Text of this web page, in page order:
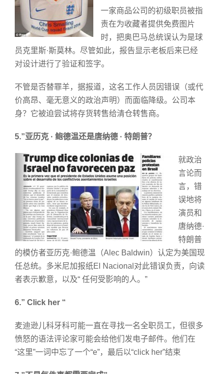
一家商品公司的初级职员被指
责在为收藏者提供免费图片
时，把奥巴马总统误认为是球
员克里斯·斯莫林。尽管如此，报告显示老板后来已经
对设计进行了验证和签字。
不管是否替罪羊，据报道，这名工作人员因错误（或代
价高昂、毫无意义的政治声明）而面临降级。公司本
身？它被迫尝试将存货转售给清仓转售商。
5.”亚历克 · 鲍德温还是唐纳德 · 特朗普？
就政治
言论而
言，错
误地将
演员和
唐纳德·
特朗普
的模仿者亚历克·鲍德温（Alec Baldwin）认定为美国现
任总统。多米尼加报纸El Nacional对此错误负责，向读
者表示歉意，以及“ 任何受影响的人。”
6.” Click her “
麦迪逊儿科牙科可能一直在寻找一名全职员工，但很多
愤怒的语法评论家可能会给他们发电子邮件。他们在
“这里”一词中忘了一个“e”，最后以“click her”结束